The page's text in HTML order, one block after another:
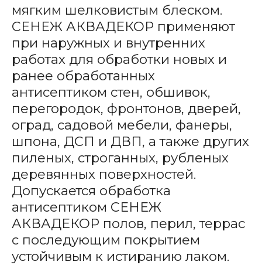
мягким шелковистым блеском.
СЕНЕЖ АКВАДЕКОР применяют
при наружных и внутренних
работах для обработки новых и
ранее обработанных
антисептиком стен, обшивок,
перегородок, фронтонов, дверей,
оград, садовой мебели, фанеры,
шпона, ДСП и ДВП, а также других
пиленых, строганных, рубленых
деревянных поверхностей.
Допускается обработка
антисептиком СЕНЕЖ
АКВАДЕКОР полов, перил, террас
с последующим покрытием
устойчивым к истиранию лаком.